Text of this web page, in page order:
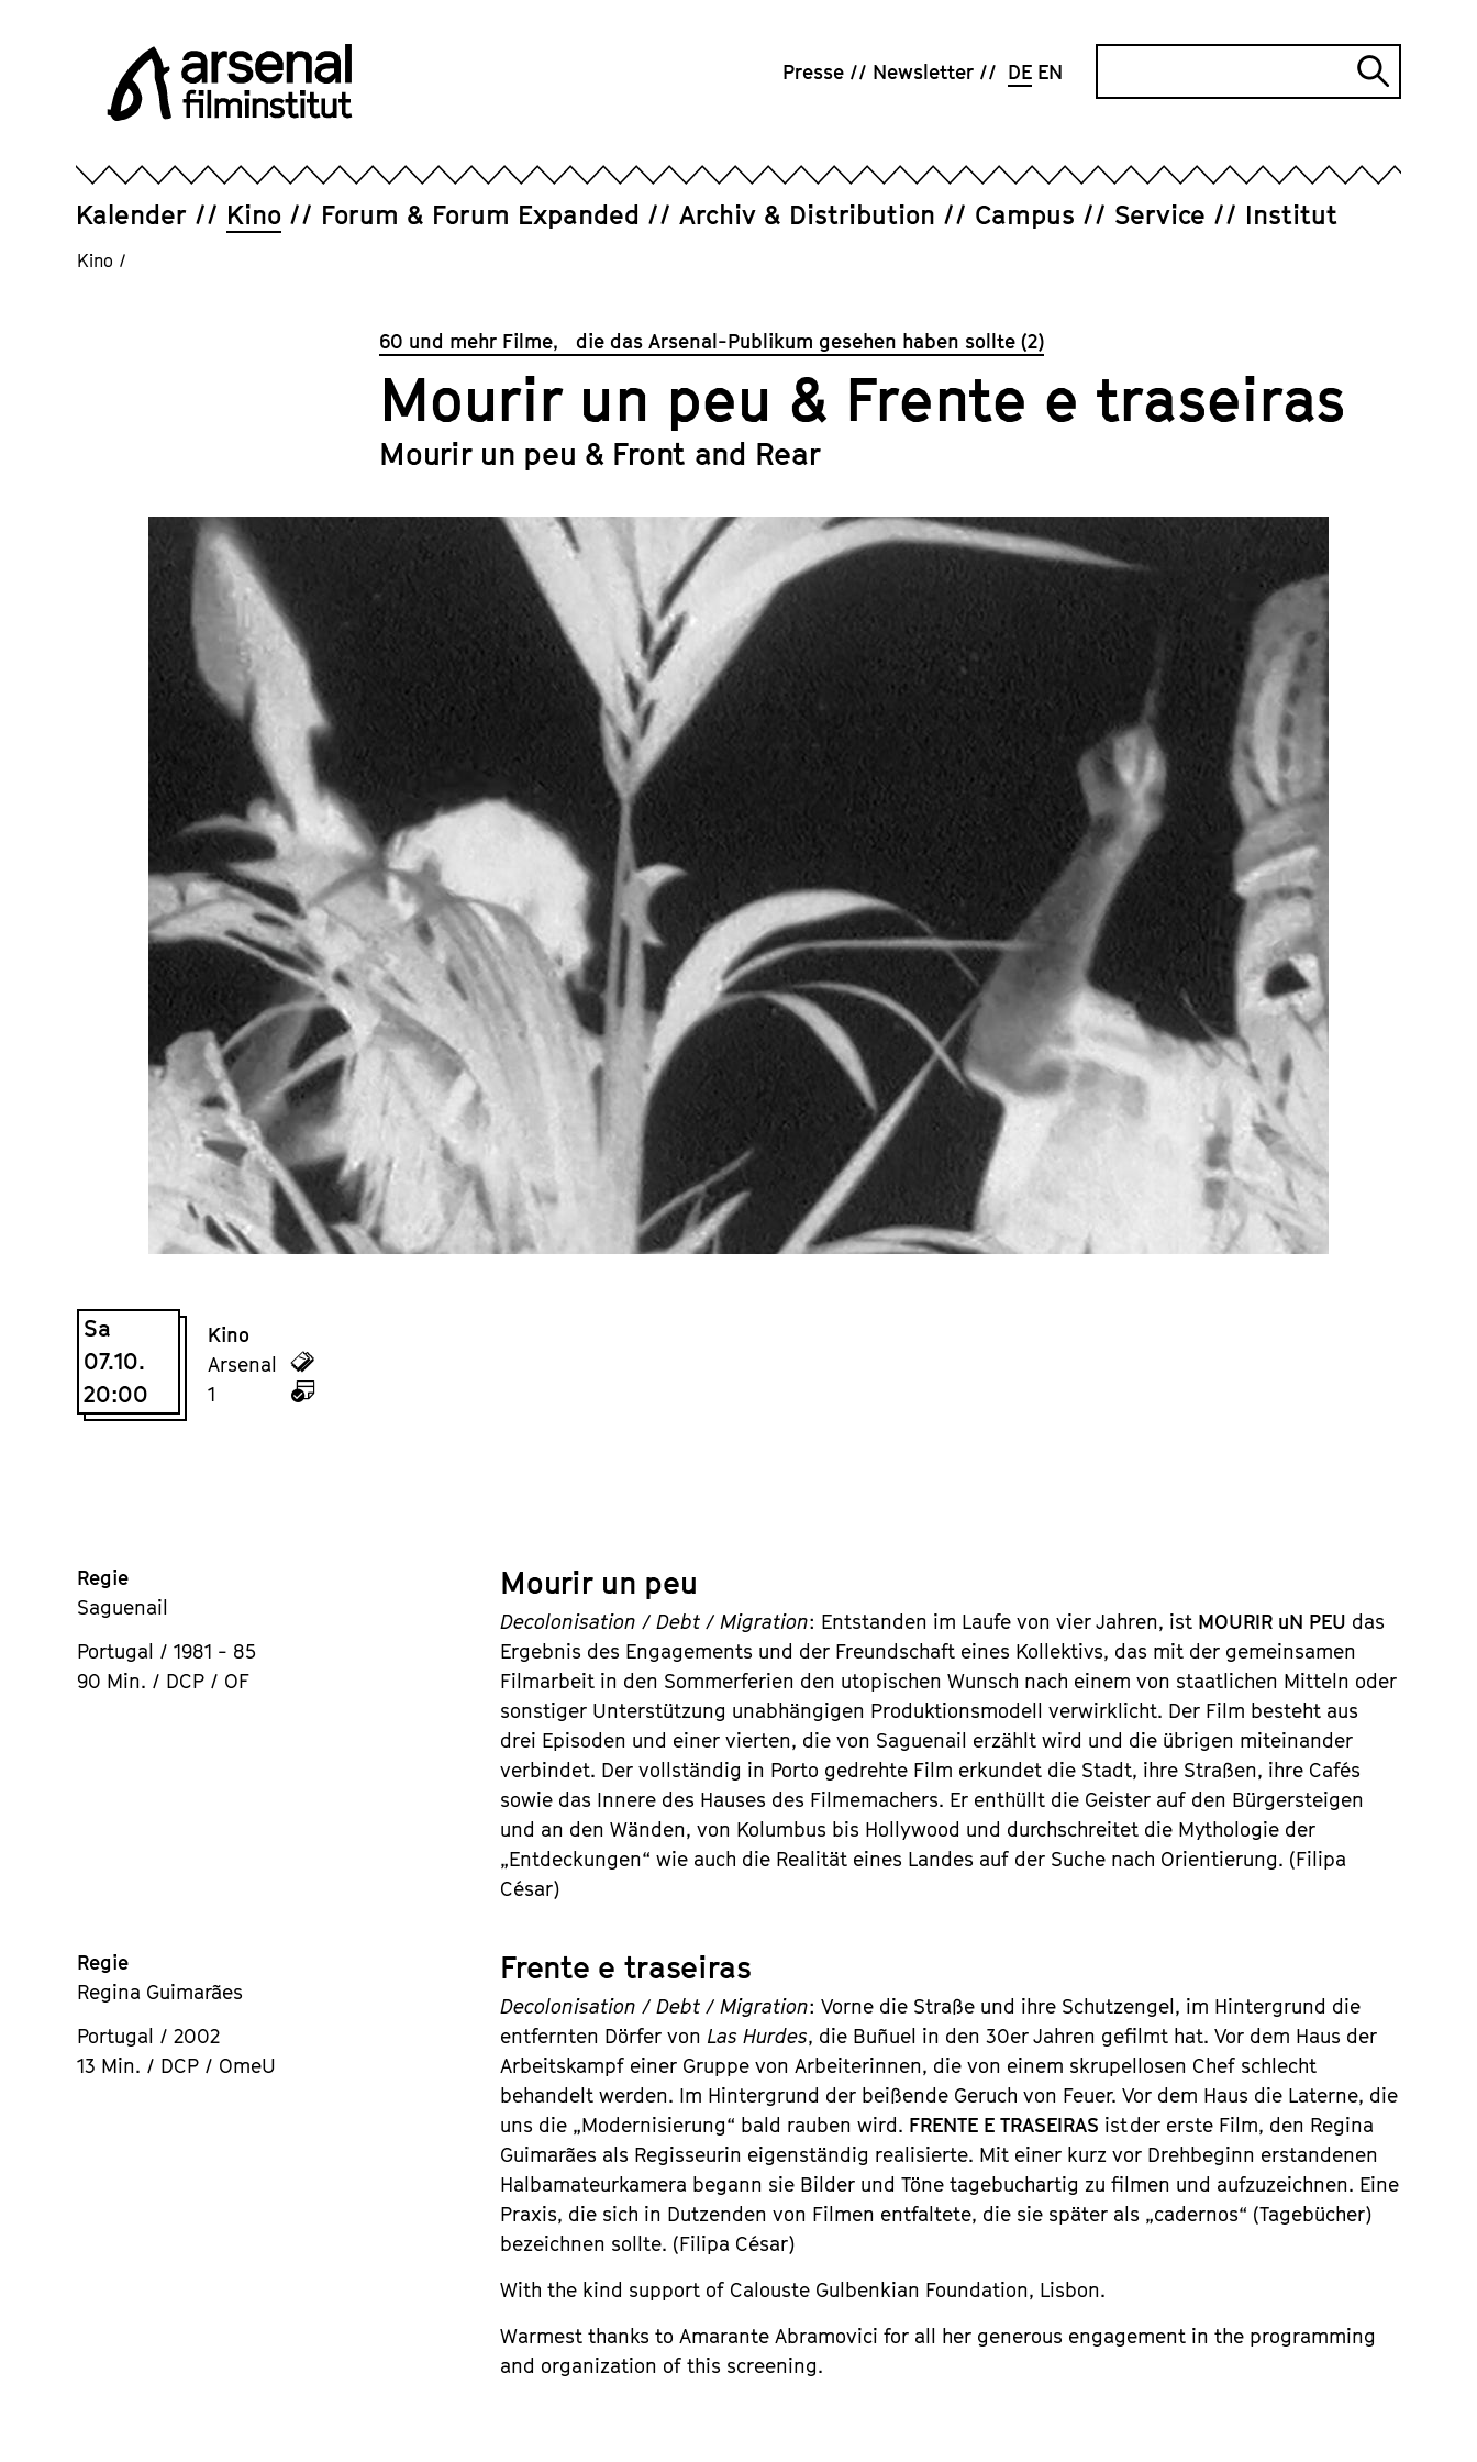
Filminstitut
Presse Newsletter DE EN
Suche
Kalender Kino Forum & Forum Expanded Archiv & Distribution Campus Service Institut
Kino /
60 und mehr Filme, die das Arsenal-Publikum gesehen haben sollte (2)
Mourir un peu & Frente e traseiras
Mourir un peu & Front and Rear
Sa
07.10.
20:00
Kino
Arsenal
1
zu
den
zu
Regie
Saguenail
Portugal / 1981 - 85
90 Min. / DCP / OF
Mourir un peu
Decolonisation / Debt / Migration: Entstanden im Laufe von vier Jahren, ist MOURIR uN PEU das
Ergebnis des Engagements und der Freundschaft eines Kollektivs, das mit der gemeinsamen
Filmarbeit in den Sommerferien den utopischen Wunsch nach einem von staatlichen Mitteln oder
sonstiger Unterstützung unabhängigen Produktionsmodell verwirklicht. Der Film besteht aus
drei Episoden und einer vierten, die von Saguenail erzählt wird und die übrigen miteinander
verbindet. Der vollständig in Porto gedrehte Film erkundet die Stadt, ihre Straßen, ihre Cafés
sowie das Innere des Hauses des Filmemachers. Er enthüllt die Geister auf den Bürgersteigen
und an den Wänden, von Kolumbus bis Hollywood und durchschreitet die Mythologie der
„Entdeckungen“ wie auch die Realität eines Landes auf der Suche nach Orientierung. (Filipa
César)
Regie
Regina Guimarães
Portugal / 2002
13 Min. / DCP / OmeU
Frente e traseiras
Decolonisation / Debt / Migration: Vorne die Straße und ihre Schutzengel, im Hintergrund die
entfernten Dörfer von Las Hurdes, die Buñuel in den 30er Jahren gefilmt hat. Vor dem Haus der
Arbeitskampf einer Gruppe von Arbeiterinnen, die von einem skrupellosen Chef schlecht
behandelt werden. Im Hintergrund der beißende Geruch von Feuer. Vor dem Haus die Laterne, die
uns die „Modernisierung“ bald rauben wird. FRENTE E TRASEIRAS ist der erste Film, den Regina
Guimarães als Regisseurin eigenständig realisierte. Mit einer kurz vor Drehbeginn erstandenen
Halbamateurkamera begann sie Bilder und Töne tagebuchartig zu filmen und aufzuzeichnen. Eine
Praxis, die sich in Dutzenden von Filmen entfaltete, die sie später als „cadernos“ (Tagebücher)
bezeichnen sollte. (Filipa César)
With the kind support of Calouste Gulbenkian Foundation, Lisbon.
Warmest thanks to Amarante Abramovici for all her generous engagement in the programming
and organization of this screening.